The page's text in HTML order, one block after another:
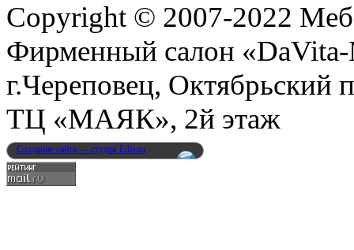
Copyright © 2007-2022
Фирменный салон
г.Череповец, Октябрьский
ТЦ «МАЯК», 2й этаж
Создание сайта — студия Edison